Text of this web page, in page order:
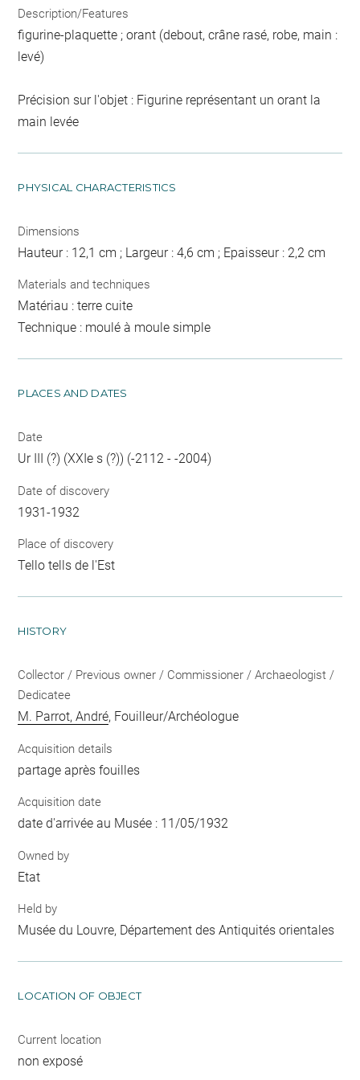
Description/Features
figurine-plaquette ; orant (debout, crâne rasé, robe, main :
levé)
Précision sur l'objet : Figurine représentant un orant la
main levée
PHYSICAL CHARACTERISTICS
Dimensions
Hauteur : 12,1 cm ; Largeur : 4,6 cm ; Epaisseur : 2,2 cm
Materials and techniques
Matériau : terre cuite
Technique : moulé à moule simple
PLACES AND DATES
Date
Ur III (?) (XXIe s (?)) (-2112 - -2004)
Date of discovery
1931-1932
Place of discovery
Tello tells de l'Est
HISTORY
Collector / Previous owner / Commissioner / Archaeologist /
Dedicatee
M. Parrot, André, Fouilleur/Archéologue
Acquisition details
partage après fouilles
Acquisition date
date d'arrivée au Musée : 11/05/1932
Owned by
Etat
Held by
Musée du Louvre, Département des Antiquités orientales
LOCATION OF OBJECT
Current location
non exposé